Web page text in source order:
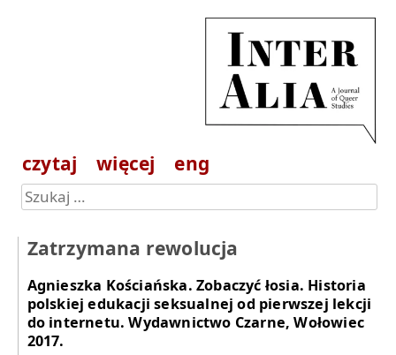
czytaj więcej eng
Zatrzymana rewolucja
Agnieszka Kościańska. Zobaczyć łosia. Historia
polskiej edukacji seksualnej od pierwszej lekcji
do internetu. Wydawnictwo Czarne, Wołowiec
2017.